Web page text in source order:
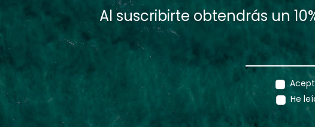
Al suscribirte obtendrás un
He